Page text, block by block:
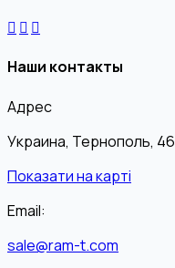
Наши контакты
Адрес
Украина, Тернополь,
Показати на карті
Email:
sale@ram-t.com